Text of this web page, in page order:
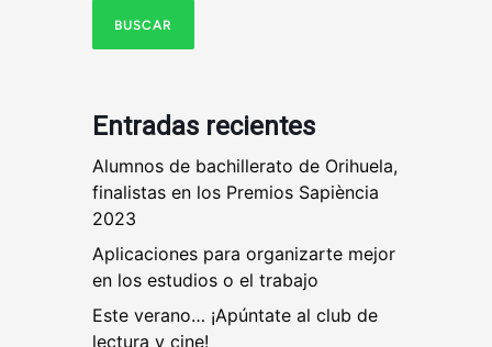
Entradas recientes
Alumnos de bachillerato de Orihuela,
finalistas en los Premios Sapiència
2023
Aplicaciones para organizarte mejor
en los estudios o el trabajo
Este verano… ¡Apúntate al club de
lectura y cine!